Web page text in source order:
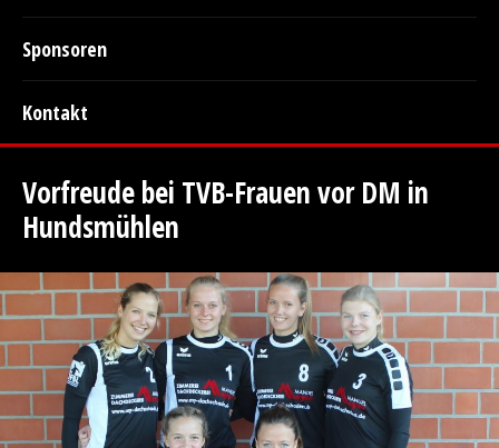
Sponsoren
Kontakt
Vorfreude bei TVB-Frauen vor DM in
Hundsmühlen